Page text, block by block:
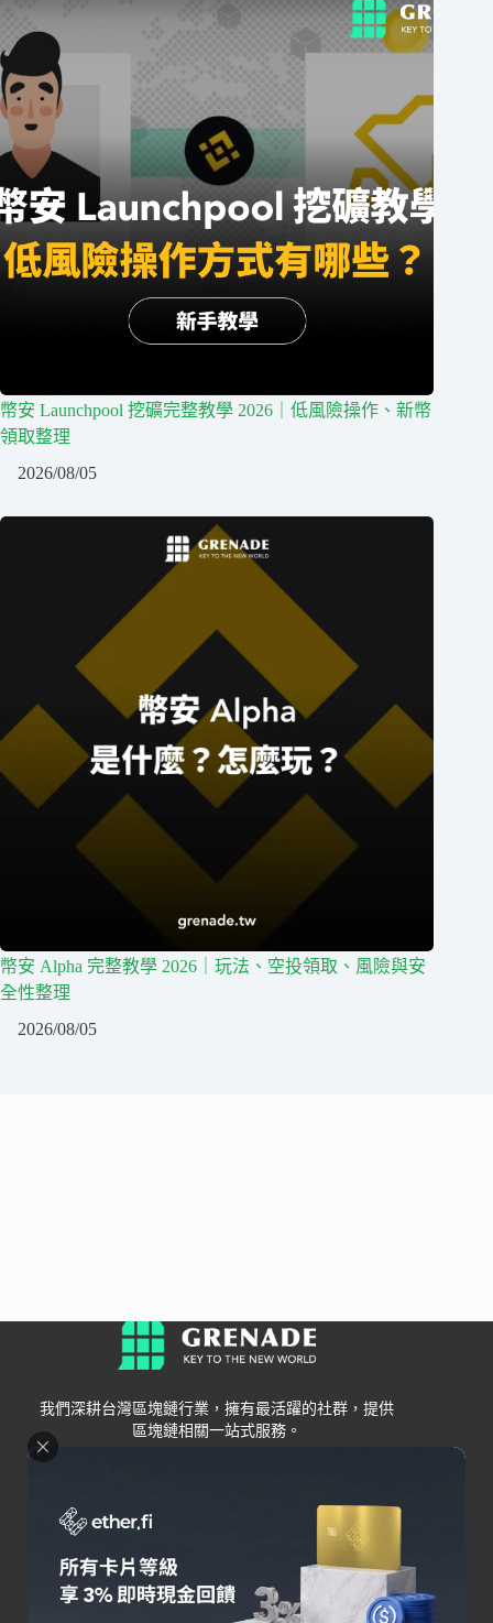
幣安 Launchpool 挖礦完整教學 2026｜低風險操作、新幣
領取整理
2026/08/05
幣安 Alpha 完整教學 2026｜玩法、空投領取、風險與安
全性整理
2026/08/05
我們深耕台灣區塊鏈行業，擁有最活躍的社群，提供
區塊鏈相關一站式服務。
Grenade
關於我們
聯絡我們
錢包
交易所
Bybit
OKX